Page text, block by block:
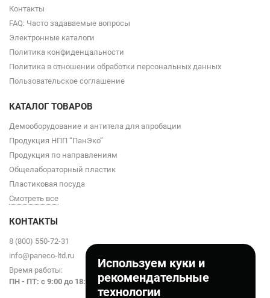
Используем куки и
рекомендательные
технологии
Контакты
FAQ: Часто задаваемые вопросы
Электронные каталоги
Политика конфиденцальности
Политика в отношении обработки персональных данных
Пользовательское соглашение
КАТАЛОГ ТОВАРОВ
Демооборудование и антитела для апробации
Продукция НПП “ПанЭко”
Продукция по направлениям
Общелабораторный пластик
Пластиковая посуда
Смотреть все
КОНТАКТЫ
8 (800) 550-72-31
info@paneco-ltd.ru
Время работы:
ПН - ПТ: с 9:00 до 18:00